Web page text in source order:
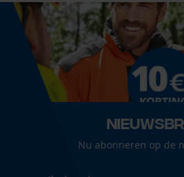
Automatische kettingsmering
Nee
Eigenschap
isolerend, vochtabsorberend,
vochtregulerend, temperatuur
Nu abonneren op de
Prestatie en
Cookies
Loop54
Opgeslagen
Persoonlijke